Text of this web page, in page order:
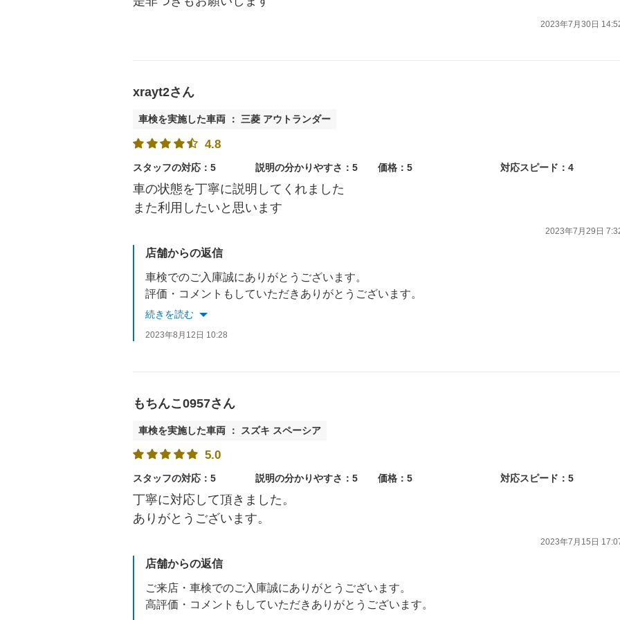
2023年7月30日
xrayt2さん
車検を実施した車両 ： 三菱 アウトランダー
4.8
スタッフの対応：5 説明の分かりやすさ：5 価格：5 対応スピード：4
車の状態を丁寧に説明してくれました
また利用したいと思います
2023年7月29日
店舗からの返信
車検でのご入庫誠にありがとうございます。
評価・コメントもしていただきありがとうございます。
今後のアフターメンテナンス等のご入庫お待ちしております。 これからもよろしくお願い致します！
続きを読む
2023年8月12日 10:28
もちんこ0957さん
車検を実施した車両 ： スズキ スペーシア
5.0
スタッフの対応：5 説明の分かりやすさ：5 価格：5 対応スピード：5
丁寧に対応して頂きました。
ありがとうございます。
2023年7月15日
店舗からの返信
ご来店・車検でのご入庫誠にありがとうございます。
高評価・コメントもしていただきありがとうございます。